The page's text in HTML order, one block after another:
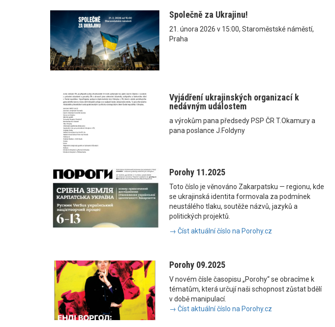
Společně za Ukrajinu!
21. února 2026 v 15:00, Staroměstské náměstí,
Praha
Vyjádření ukrajinských organizací k
nedávným událostem
a výrokům pana předsedy PSP ČR T.Okamury a
pana poslance J.Foldyny
Porohy 11.2025
Toto číslo je věnováno Zakarpatsku — regionu, kde
se ukrajinská identita formovala za podmínek
neustálého tlaku, soutěže názvů, jazyků a
politických projektů.
→ Číst aktuální číslo na Porohy.cz
Porohy 09.2025
V novém čísle časopisu „Porohy“ se obracíme k
tématům, která určují naši schopnost zůstat bdělí
v době manipulací.
→ Číst aktuální číslo na Porohy.cz